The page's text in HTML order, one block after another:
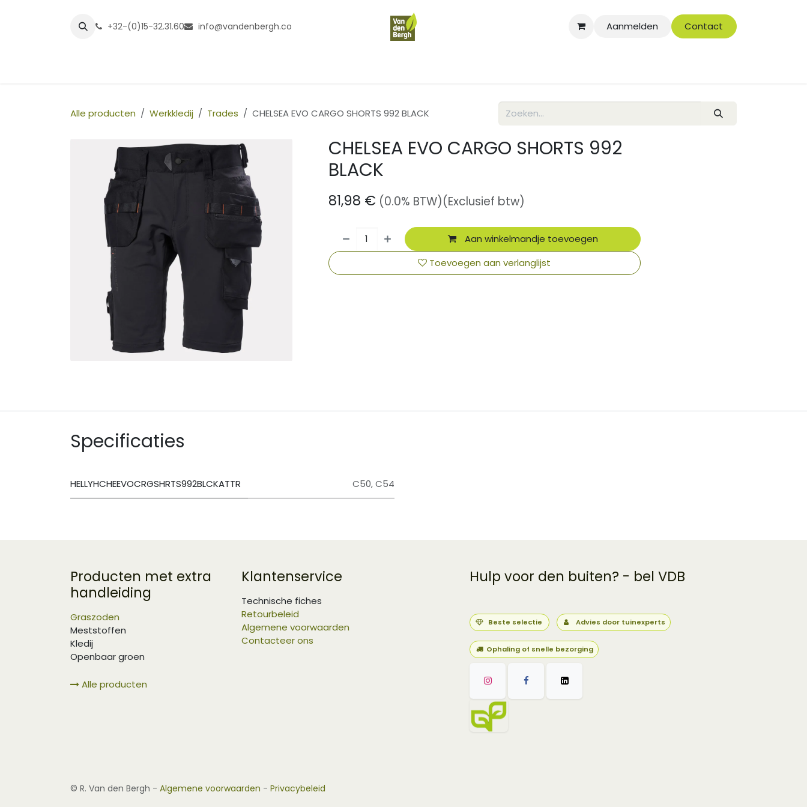
+32-(0)15-32.31.60 info@vandenbergh.co Aanmelden Contact
Alle producten Werkkledij Trades CHELSEA EVO CARGO SHORTS 992 BLACK
CHELSEA EVO CARGO SHORTS 992
BLACK
81,98 € (0.0% BTW)(Exclusief btw)
Aan winkelmandje toevoegen
Toevoegen aan verlanglijst
Specificaties
HELLYHCHEEVOCRGSHRTS992BLCKATTR C50,C54
Producten met extra
handleiding
Graszoden
Meststoffen
Kledij
Openbaar groen
Alle producten
Klantenservice
Technische fiches
Retourbeleid
Algemene voorwaarden
Contacteer ons
Hulp voor den buiten? - bel VDB
Beste selectie Advies door tuinexperts
Ophaling of snelle bezorging
© R. Van den Bergh - Algemene voorwaarden - Privacybeleid